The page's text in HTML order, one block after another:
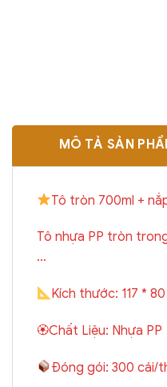
MÔ TẢ SẢN
Tô tròn 700ml +
Tô nhựa PP tròn
…
Kích thước: 117 *
🏵Chất Liệu: Nhựa PP
Đóng gói: 300 cái/